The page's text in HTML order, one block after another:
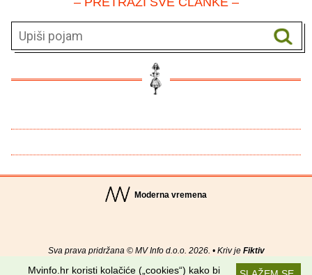
Moderna vremena
Sva prava pridržana © MV Info d.o.o. 2026. • Kriv je Fiktiv
Mvinfo.hr koristi kolačiće („cookies“) kako bi